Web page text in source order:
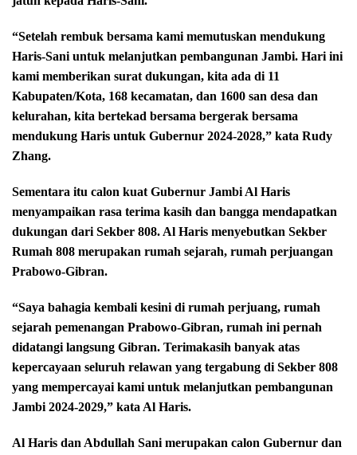
“Setelah rembuk bersama kami memutuskan mendukung
Haris-Sani untuk melanjutkan pembangunan Jambi. Hari ini
kami memberikan surat dukungan, kita ada di 11
Kabupaten/Kota, 168 kecamatan, dan 1600 san desa dan
kelurahan, kita bertekad bersama bergerak bersama
mendukung Haris untuk Gubernur 2024-2028,” kata Rudy
Zhang.
Sementara itu calon kuat Gubernur Jambi Al Haris
menyampaikan rasa terima kasih dan bangga mendapatkan
dukungan dari Sekber 808. Al Haris menyebutkan Sekber
Rumah 808 merupakan rumah sejarah, rumah perjuangan
Prabowo-Gibran.
“Saya bahagia kembali kesini di rumah perjuang, rumah
sejarah pemenangan Prabowo-Gibran, rumah ini pernah
didatangi langsung Gibran. Terimakasih banyak atas
kepercayaan seluruh relawan yang tergabung di Sekber 808
yang mempercayai kami untuk melanjutkan pembangunan
Jambi 2024-2029,” kata Al Haris.
Al Haris dan Abdullah Sani merupakan calon Gubernur dan